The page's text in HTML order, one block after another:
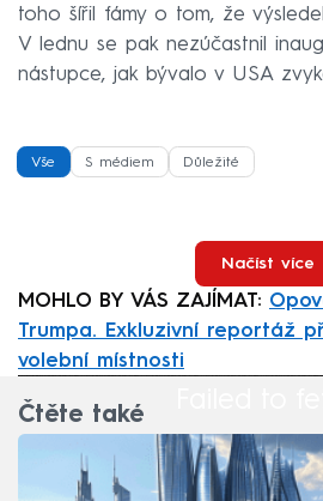
toho šířil fámy o tom, že
V lednu se pak nezúčastnil
nástupce, jak bývalo v USA
Vše S médiem Důležité
Načíst více
MOHLO BY VÁS ZAJÍMAT:
Trumpa. Exkluzivní reportáž
volební místnosti
Čtěte také